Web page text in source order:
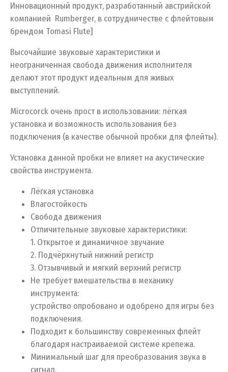
Инновационный продукт, разработанный австрийской
компанией Rumberger, в сотрудничестве с флейтовым
брендом Tomasi Flute]
Высочайшие звуковые характеристики и
неограниченная свобода движения исполнителя
делают этот продукт идеальным для живых
выступлений.
Microcorck очень прост в использовании: лёгкая
установка и возможность использования без
подключения (в качестве обычной пробки для флейты).
Установка данной пробки не влияет на акустические
свойства инструмента.
Лёгкая установка
Влагостойкость
Свобода движения
Отличительные звуковые характеристики:
1. Открытое и динамичное звучание
2. Подчёркнутый нижний регистр
3. Отзывчивый и мягкий верхний регистр
Не требует вмешательства в механику
инструмента:
устройство опробовано и одобрено для игры без
подключения.
Подходит к большинству современных флейт
благодаря настраиваемой системе крепежа.
Минимальный шаг для преобразования звука в
сигнал.